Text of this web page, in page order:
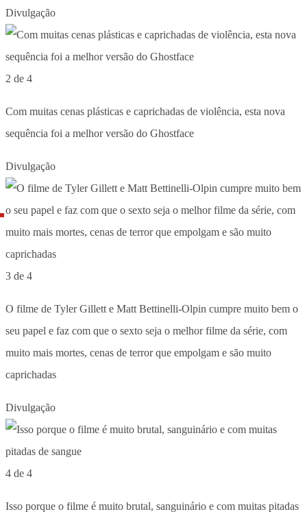
Divulgação
2 de 4
Com muitas cenas plásticas e caprichadas de violência, esta nova
sequência foi a melhor versão do Ghostface
Divulgação
3 de 4
O filme de Tyler Gillett e Matt Bettinelli-Olpin cumpre muito bem o
seu papel e faz com que o sexto seja o melhor filme da série, com
muito mais mortes, cenas de terror que empolgam e são muito
caprichadas
Divulgação
4 de 4
Isso porque o filme é muito brutal, sanguinário e com muitas pitadas